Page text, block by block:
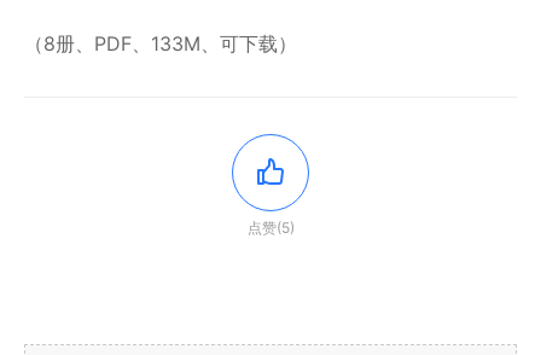
（8册、PDF、133M、可下载）
点赞(5)